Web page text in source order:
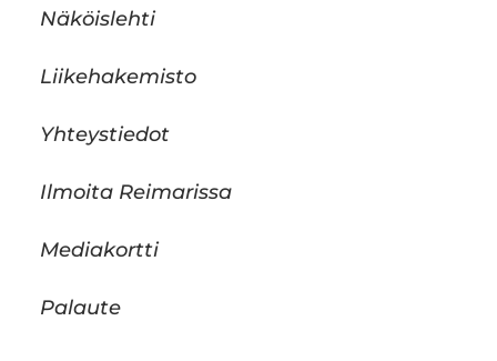
Näköislehti
Liikehakemisto
Yhteystiedot
Ilmoita Reimarissa
Mediakortti
Palaute